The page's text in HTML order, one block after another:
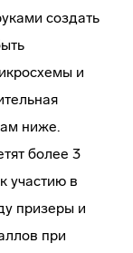
создать
и
ниже.
более 3
участию в
призеры и
при